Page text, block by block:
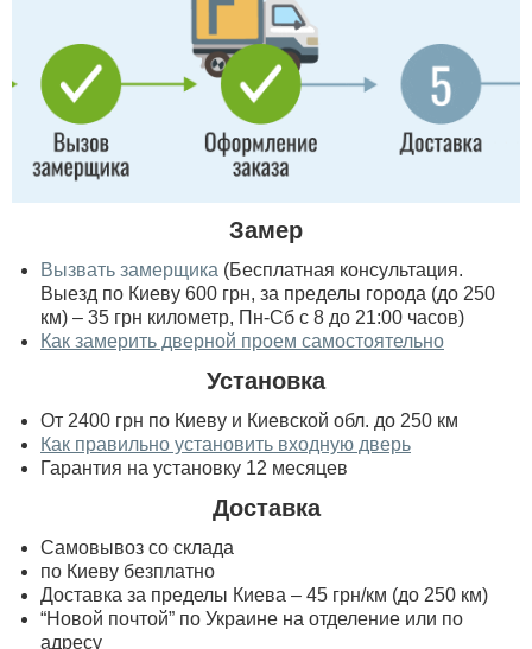
Замер
Вызвать замерщика (Бесплатная консультация.
Выезд по Киеву 600 грн, за пределы города (до 250
км) – 35 грн километр, Пн-Сб с 8 до 21:00 часов)
Как замерить дверной проем самостоятельно
Установка
От 2400 грн по Киеву и Киевской обл. до 250 км
Как правильно установить входную дверь
Гарантия на установку 12 месяцев
Доставка
Самовывоз со склада
по Киеву безплатно
Доставка за пределы Киева – 45 грн/км (до 250 км)
“Новой почтой” по Украине на отделение или по
адресу